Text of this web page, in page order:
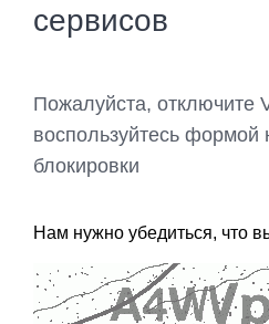
сервисов
Пожалуйста, отключите
воспользуйтесь формой
блокировки
Нам нужно убедиться, что